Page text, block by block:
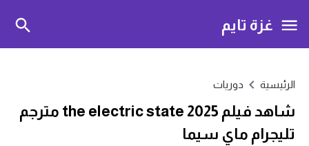
غزة تايم
الرئيسية دوريات
شاهد فيلم the electric state 2025 مترجم
تليجرام ماي سيما